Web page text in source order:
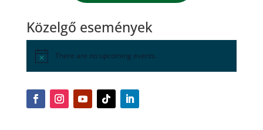
Közelgő események
There are no upcoming events.